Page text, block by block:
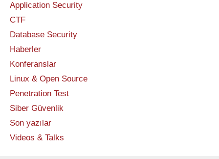
Application Security
CTF
Database Security
Haberler
Konferanslar
Linux & Open Source
Penetration Test
Siber Güvenlik
Son yazılar
Videos & Talks